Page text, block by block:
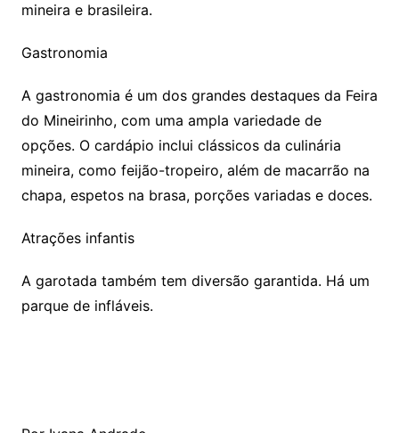
mineira e brasileira.
Gastronomia
A gastronomia é um dos grandes destaques da Feira
do Mineirinho, com uma ampla variedade de
opções. O cardápio inclui clássicos da culinária
mineira, como feijão-tropeiro, além de macarrão na
chapa, espetos na brasa, porções variadas e doces.
Atrações infantis
A garotada também tem diversão garantida. Há um
parque de infláveis.